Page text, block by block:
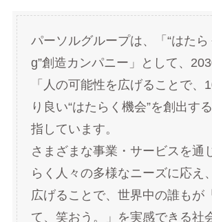
パーソルグループは、「“はた
g”創造カンパニー」として、
「人の可能性を広げることで、
り良い“はたらく機会”を創出す
指しています。
さまざまな事業・サービスを通
らく人々の多様なニーズに応え
広げることで、世界中の誰もが
て、笑おう。」を実感できる社